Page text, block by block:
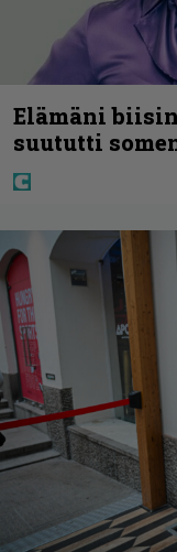
Elämäni
suututti